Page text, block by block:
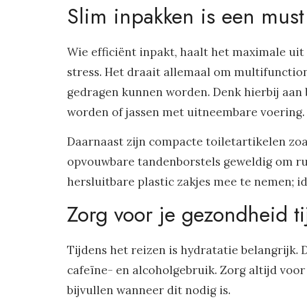
Slim inpakken is een must
Wie efficiënt inpakt, haalt het maximale
stress. Het draait allemaal om
gedragen kunnen worden. Denk hierbij
worden of jassen met uitneembare voering.
Daarnaast zijn compacte toiletartikelen
opvouwbare tandenborstels geweldig om
hersluitbare plastic zakjes mee te nemen;
Zorg voor je gezondheid
Tijdens het reizen is hydratatie belangrijk.
cafeïne- en alcoholgebruik. Zorg altijd
bijvullen wanneer dit nodig is.